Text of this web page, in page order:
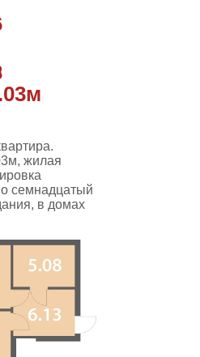
жилая
семнадцатый
в домах